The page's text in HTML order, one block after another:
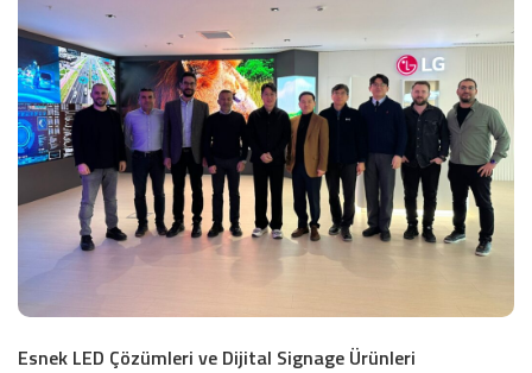
Esnek LED Çözümleri ve Dijital Signage Ürünleri